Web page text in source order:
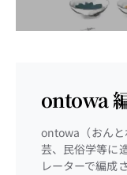
ontowa
ontowa（おんと
芸、民俗学等に
レーターで編成